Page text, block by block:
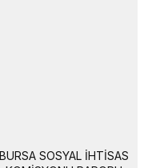
BURSA SOSYAL İHTISAS